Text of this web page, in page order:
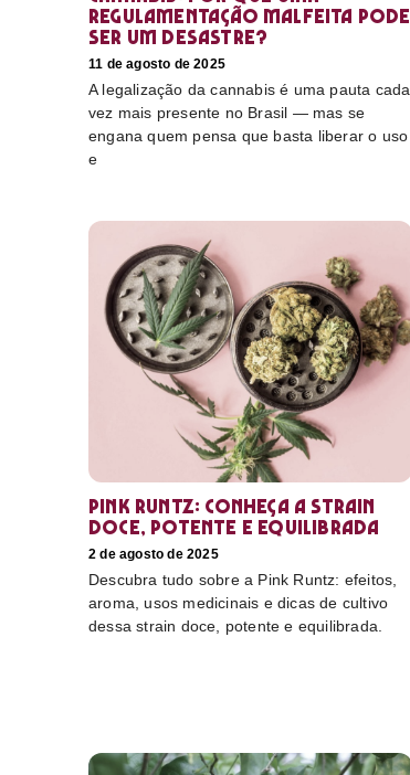
regulamentação malfeita pode
ser um desastre?
11 de agosto de 2025
A legalização da cannabis é uma pauta cada
vez mais presente no Brasil — mas se
engana quem pensa que basta liberar o uso
e
Pink Runtz: conheça a strain
doce, potente e equilibrada
2 de agosto de 2025
Descubra tudo sobre a Pink Runtz: efeitos,
aroma, usos medicinais e dicas de cultivo
dessa strain doce, potente e equilibrada.